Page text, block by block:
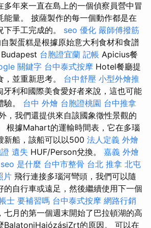
多年來一直在島上的一個偵察員營中冒
能量。 披薩製作的每一個動作都是在
手工完成的。 seo 優化 嚴師傅撥筋
製蛋糕是根據原始意大利食材和食譜
Budapest 台胞證宜蘭 記帳 Apicius餐
關鍵字 台中泰式按摩 Hotel餐廳提
並重新思考。 台中舒壓 小型外燴推
牙利和國際美食愛好者來說，這也可能
驗。 台中 外燴 台胞證桃園 台中推拿
，我們還提供來自該國象徵性景觀的
根據Mahart的運輸時間表，它在多瑙
新船，該船可以以500 法人定義 外燴
遺失 HUF/Person兌換。 嘉義 外燴
seo 是什麼 台中市整骨 台北 推拿 北屯
片 飛行連接多瑙河彎頭，我們可以隨
的自行車或遠足，然後繼續使用下一個
士 要補習嗎 台中泰式按摩 網路行銷
七月的第一個週末開始了巴拉頓湖的高
BalatoniHajózásiZrt的原因。 可以在